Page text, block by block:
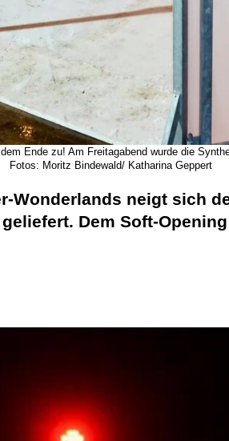
Ende zu! Am Freitagabend wurde die
Fotos: Moritz Bindewald/ Katharina Geppert
Wonderlands neigt sich
Dem Soft-